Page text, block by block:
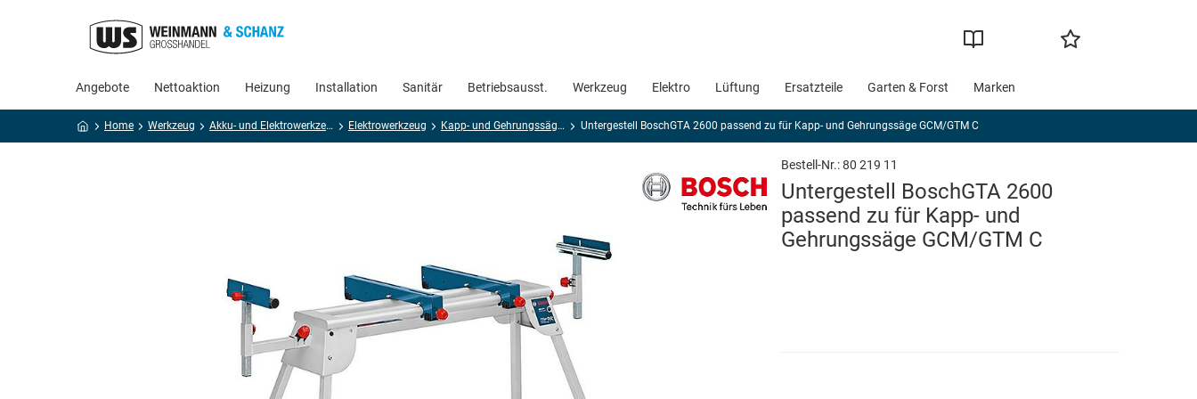
Angebote Nettoaktion Heizung Installation Sanitär Betriebsausst. Werkzeug Elektro Lüftung Ersatzteile Garten & Forst Marken
Home Werkzeug Akku- und Elektrowerkzeug Elektrowerkzeug Kapp- und Gehrungssägen Untergestell BoschGTA 2600 passend zu für Kapp- und Gehrungssäge GCM/GTM C
Bestell-Nr.:80 219 11
Untergestell BoschGTA 2600
passend zu für Kapp- und
Gehrungssäge GCM/GTM C